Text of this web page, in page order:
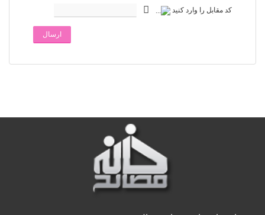
کد مقابل را وارد کنید
ارسال